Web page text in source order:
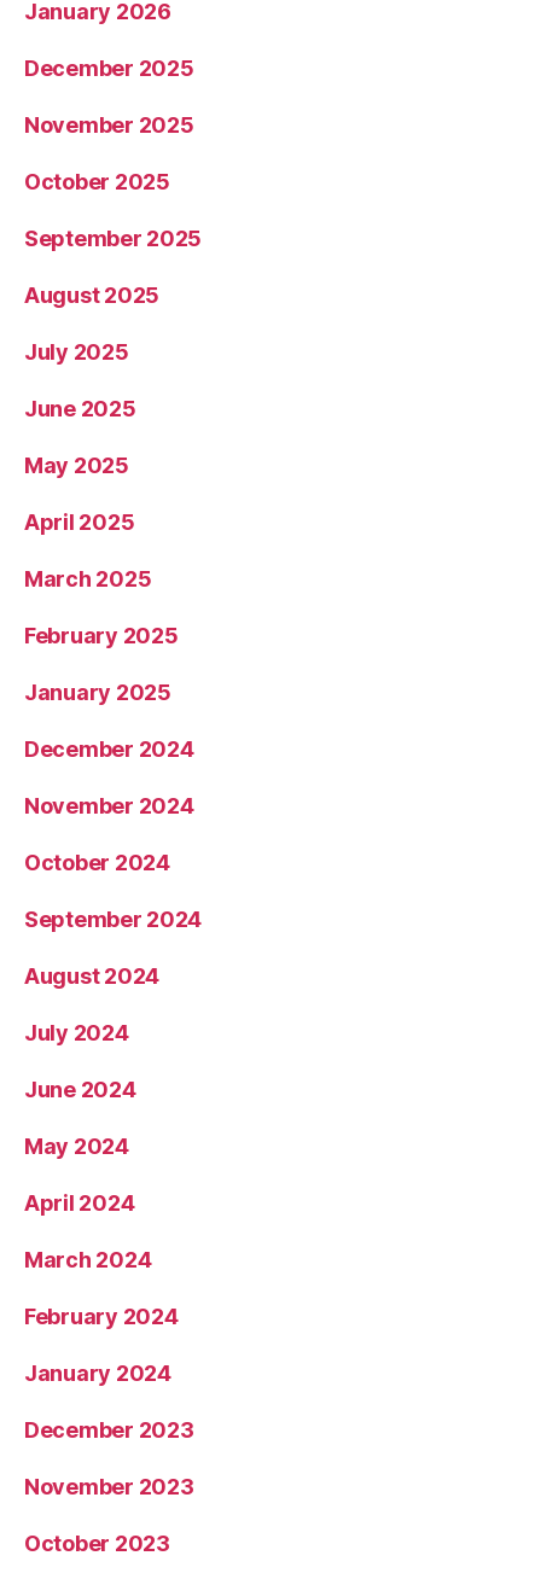
January 2026
December 2025
November 2025
October 2025
September 2025
August 2025
July 2025
June 2025
May 2025
April 2025
March 2025
February 2025
January 2025
December 2024
November 2024
October 2024
September 2024
August 2024
July 2024
June 2024
May 2024
April 2024
March 2024
February 2024
January 2024
December 2023
November 2023
October 2023